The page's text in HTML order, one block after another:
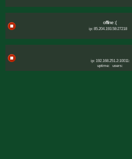
offline :(
ip: 85.204.193.58:27218
ip: 192.168.251.2:10011:
uptime:
users: